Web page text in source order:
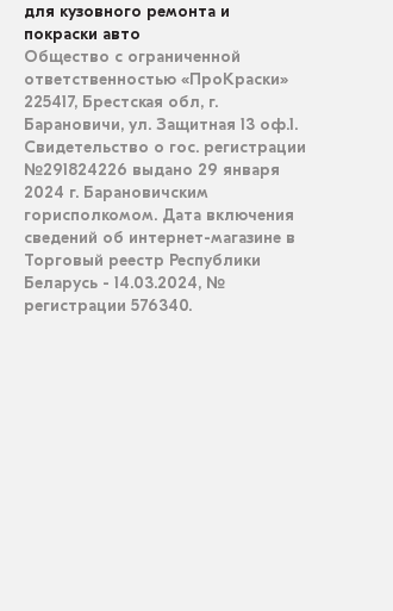
для кузовного ремонта и
покраски авто
Общество с ограниченной
ответственностью «ПроКраски»
225417, Брестская обл, г.
Барановичи, ул. Защитная 13 оф.1.
Свидетельство о гос. регистрации
№291824226 выдано 29 января
2024 г. Барановичским
горисполкомом. Дата включения
сведений об интернет-магазине в
Торговый реестр Республики
Беларусь - 14.03.2024, №
регистрации 576340.